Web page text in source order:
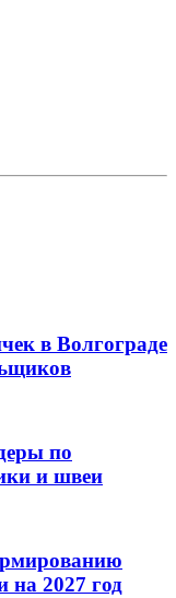
в Волгограде
по
и швеи
на 2027 год